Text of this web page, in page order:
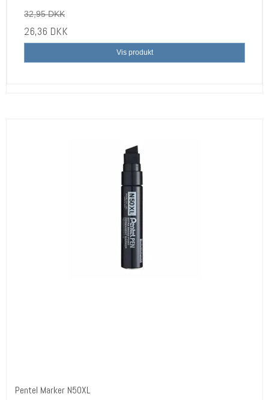
32,95 DKK
26,36 DKK
Vis produkt
Pentel Marker N50XL